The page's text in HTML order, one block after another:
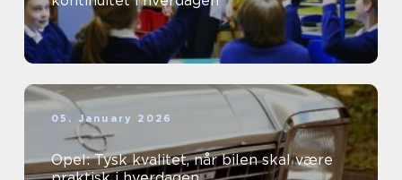
05. January 2026
Opel: Tysk kvalitet, når bilen skal være